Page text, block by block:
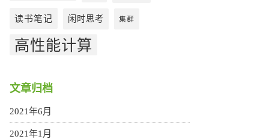
读书笔记 闲时思考 集群
高性能计算
文章归档
2021年6月
2021年1月